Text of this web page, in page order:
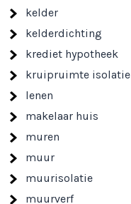
kelder
kelderdichting
krediet hypotheek
kruipruimte isolatie
lenen
makelaar huis
muren
muur
muurisolatie
muurverf